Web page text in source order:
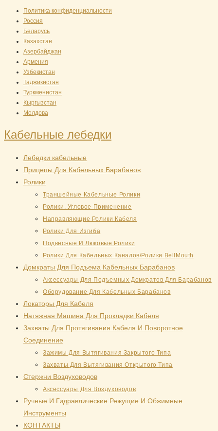
Перейти
содержимому
Политика конфиденциальности
Россия
Беларусь
Казахстан
Азербайджан
Армения
Узбекистан
Таджикистан
Туркменистан
Кыргызстан
Молдова
Кабельные лебедки
Лебедки кабельные
Прицепы Для Кабельных Барабанов
Ролики
Траншейные Кабельные Ролики
Ролики. Угловое Применение
Направляющие Ролики Кабеля
Ролики Для Изгиба
Подвесные И Люковые Ролики
Ролики Для Кабельных Каналов/Ролики BellMouth
Домкраты Для Подъема Кабельных Барабанов
Аксессуары Для Подъемных Домкратов Для Барабанов
Оборудование Для Кабельных Барабанов
Локаторы Для Кабеля
Натяжная Mашина Для Прокладки Кабеля
Захваты Для Протягивания Кабеля И Поворотное
Соединение
Зажимы Для Вытягивания Закрытого Типа
Захваты Для Вытягивания Открытого Типа
Стержни Воздуховодов
Аксессуары Для Воздуховодов
Ручные И Гидравлические Режущие И Обжимные
Инструменты
КОНТАКТЫ